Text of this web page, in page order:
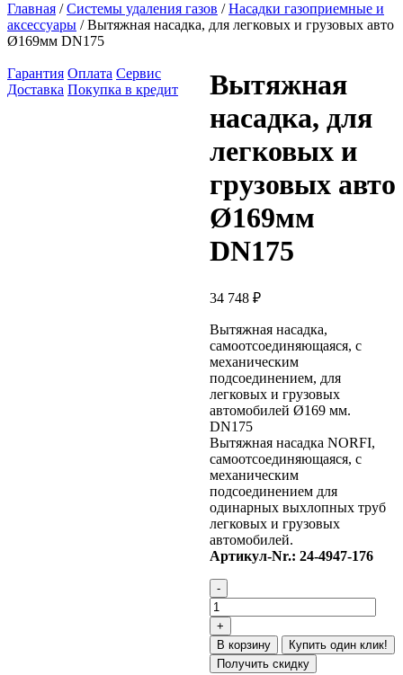
Главная /Системы удаления газов /Насадки газоприемные и
аксессуары / Вытяжная насадка, для легковых и грузовых авто
Ø169мм DN175
Гарантия Оплата Сервис
Доставка Покупка в кредит
Вытяжная
насадка, для
легковых и
грузовых авто
Ø169мм
DN175
34 748 ₽
Вытяжная насадка,
самоотсоединяющаяся, с
механическим
подсоединением, для
легковых и грузовых
автомобилей Ø169 мм.
DN175
Вытяжная насадка NORFI,
самоотсоединяющаяся, с
механическим
подсоединением для
одинарных выхлопных труб
легковых и грузовых
автомобилей.
Артикул-Nr.: 24-4947-176
В корзину
Купить один клик!
Получить скидку